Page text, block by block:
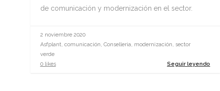
de comunicación y modernización en el sector.
2 noviembre 2020
Asfplant, comunicación, Conselleria, modernización, sector
verde
0 likes
Seguir leyendo